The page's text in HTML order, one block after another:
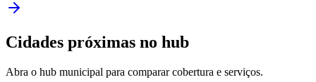
Cidades próximas no hub
Abra o hub municipal para comparar cobertura e serviços.